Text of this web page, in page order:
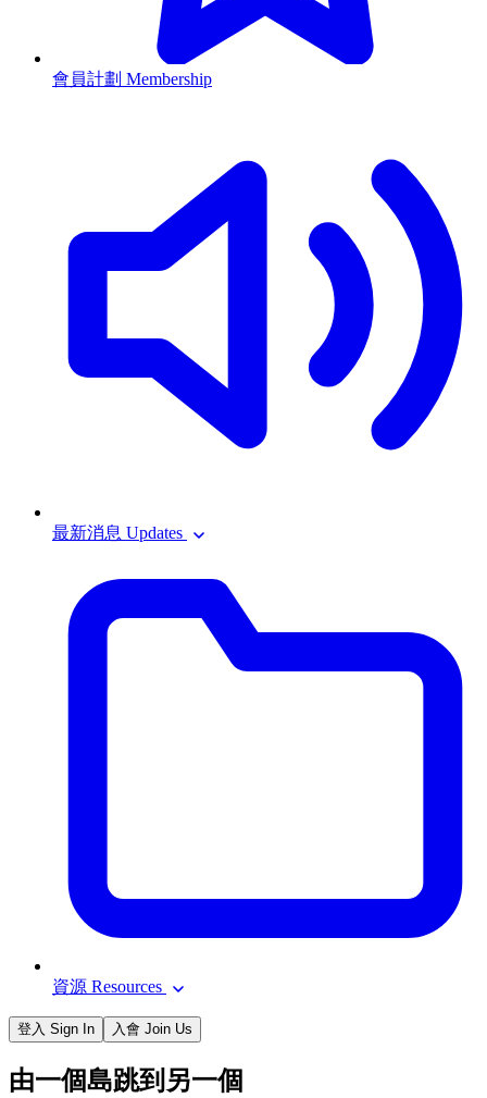
會員計劃 Membership
最新消息 Updates
資源 Resources
登入 Sign In 入會 Join Us
由一個島跳到另一個